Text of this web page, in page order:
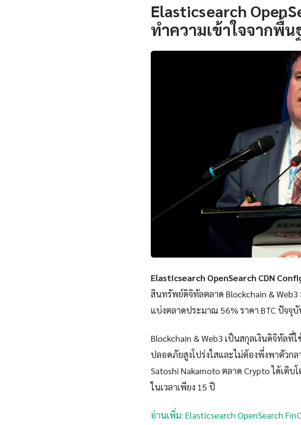
Elasticsearch
ทำความเข้าใจจากพื้
Elasticsearch OpenSearch CDN
สินทรัพย์ดิจิทัลตลาด Blockchain &
แบ่งตลาดประมาณ 56% ราคา BTC ปัจจุ
Blockchain & Web3 เป็นสกุลเงินดิจิทัลที่
ปลอดภัยสูงโปร่งใสและไม่ต้องพึ่งพาตัวก
Satoshi Nakamoto ตลาด Crypto ได้เติบ
ในเวลาเพียง 15 ปี
อ่านเพิ่ม: Elasticsearch OpenSearch